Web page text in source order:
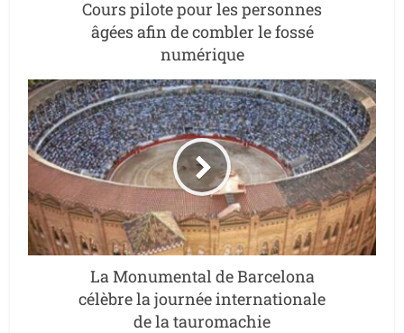
Cours pilote pour les personnes
âgées afin de combler le fossé
numérique
La Monumental de Barcelona
célèbre la journée internationale
de la tauromachie